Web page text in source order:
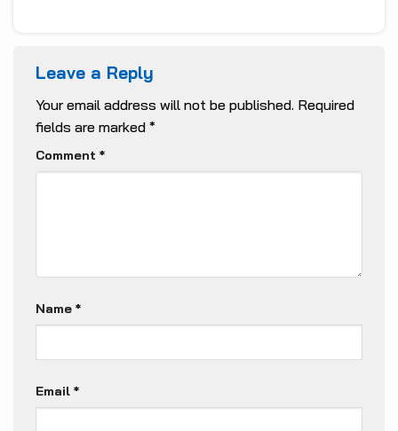
Leave a Reply
Your email address will not be published. Required
fields are marked *
Comment *
Name *
Email *